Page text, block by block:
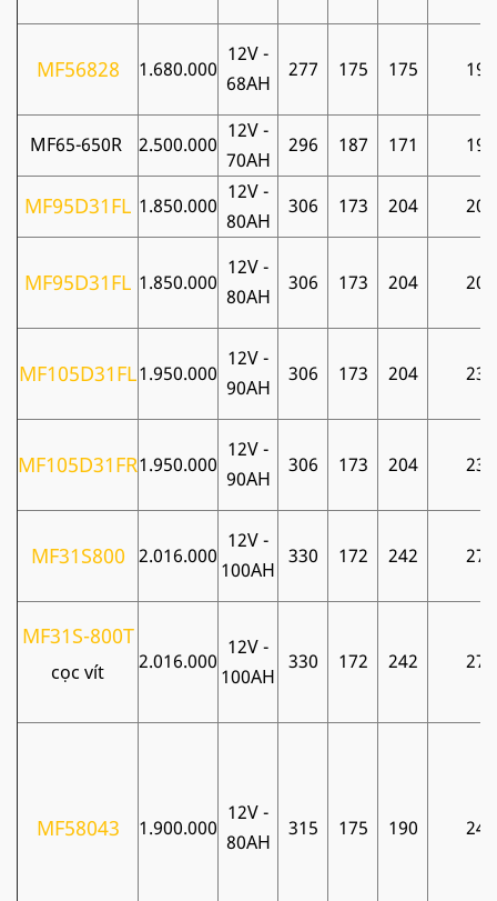
MF56828 1.680.000
12V -
68AH
277 175 175 19
MF65-650R 2.500.000
12V -
70AH
296 187 171 19
MF95D31FL 1.850.000
12V -
80AH
306 173 204 20
MF95D31FL 1.850.000
12V -
80AH
306 173 204 20
MF105D31FL1.950.000
12V -
90AH
306 173 204 23
MF105D31FR1.950.000
12V -
90AH
306 173 204 23
MF31S800 2.016.000
12V -
100AH
330 172 242 27
MF31S-800T
cọc vít 2.016.000
12V -
100AH
330 172 242 27
MF58043 1.900.000
12V -
80AH
315 175 190 24